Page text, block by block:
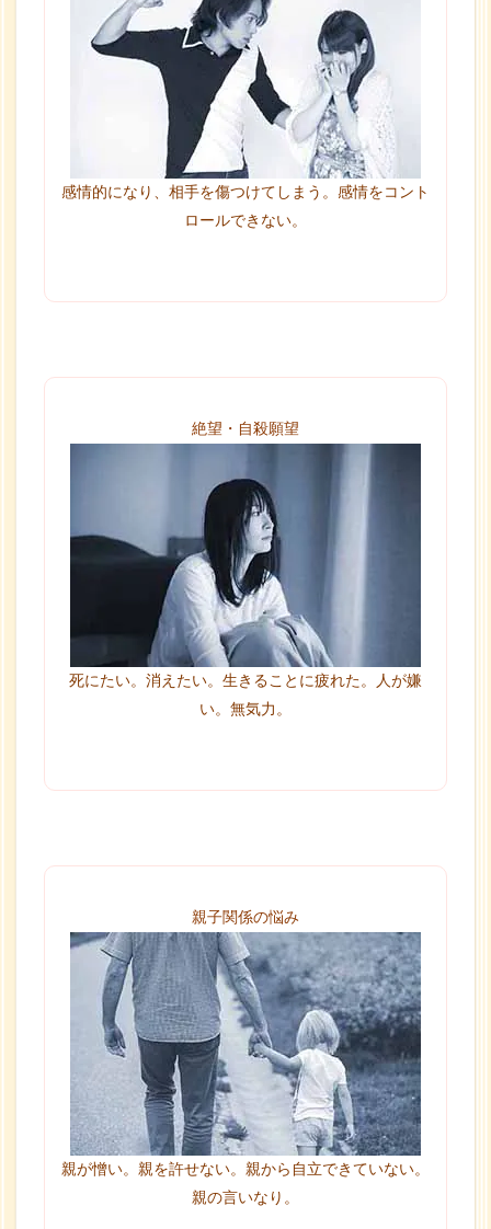
感情的になり、相手を傷つけてしまう。感情をコント
ロールできない。
絶望・自殺願望
死にたい。消えたい。生きることに疲れた。人が嫌
い。無気力。
親子関係の悩み
親が憎い。親を許せない。親から自立できていない。
親の言いなり。